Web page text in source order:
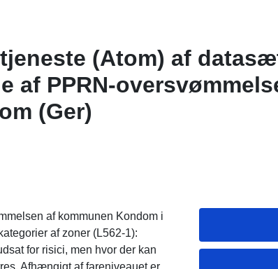
(Atom) af
af PPRN-
(Ger)
af kommunen Kondom i
af zoner (L562-1):
for risici, men hvor der kan
Afhængigt af fareniveauet er